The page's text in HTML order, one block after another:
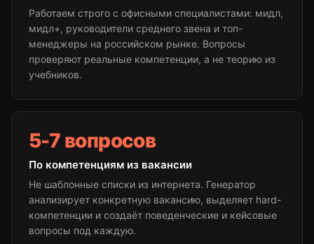
Работаем строго с офисными специалистами: мидл,
мидл+, руководители среднего звена и топ-
менеджеры на российском рынке. Вопросы
проверяют реальные компетенции, а не теорию из
учебников.
5-7 вопросов
По компетенциям из вакансии
Не шаблонные списки из интернета. Генератор
анализирует конкретную вакансию, выделяет hard-
компетенции и создаёт поведенческие и кейсовые
вопросы под каждую.